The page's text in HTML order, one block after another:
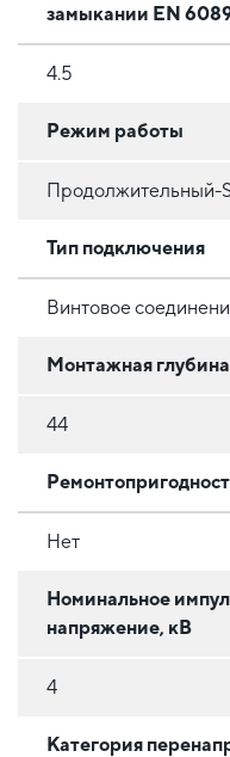
замыкании EN
4.5
Режим работы
Продолжительный-
Тип подключения
Винтовое
Монтажная
44
Нет
Номинальное
напряжение, кВ
4
Категория